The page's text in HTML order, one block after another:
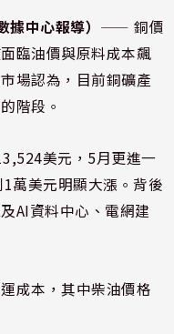
中心報導） ⸺ 銅價
臨油價與原料成本飆
場認為，目前銅礦產
階段。
美元，5月更進一
萬美元明顯大漲。背後
AI資料中心、電網建
成本，其中柴油價格